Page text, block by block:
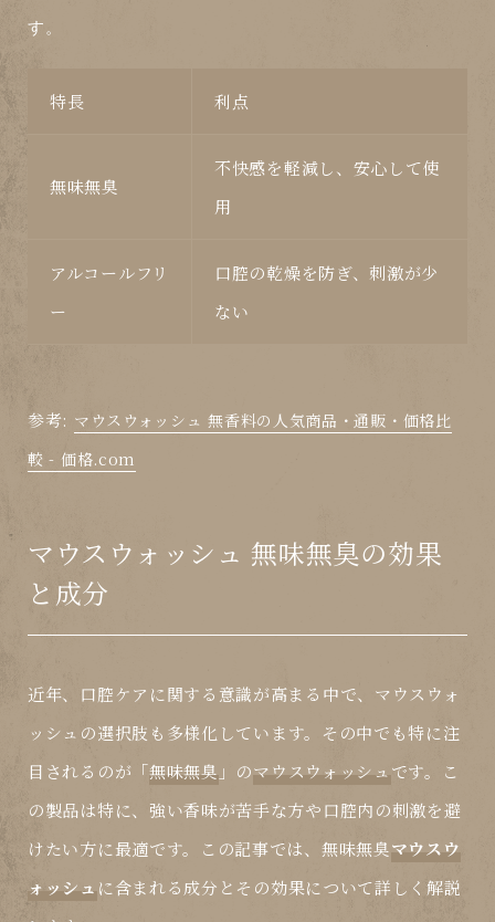
す。
特長 利点
無味無臭
不快感を軽減し、安心して使
用
アルコールフリ
ー
口腔の乾燥を防ぎ、刺激が少
ない
参考: マウスウォッシュ 無香料の人気商品・通販・価格比
較 - 価格.com
マウスウォッシュ 無味無臭の効果
と成分
近年、口腔ケアに関する意識が高まる中で、 マウスウォ
ッシュ の選択肢も多様化しています。その中でも特に注
目されるのが「無味無臭 」のマウスウォッシュです。こ
の製品は特に、強い香味が苦手な方や口腔内の刺激を避
けたい方に最適です。この記事では、無味無臭マウスウ
ォッシュ に含まれる成分とその効果について詳しく解説